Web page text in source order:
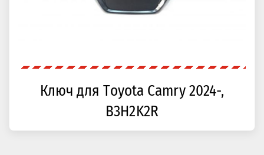
Ключ для Toyota Camry 2024-,
B3H2K2R